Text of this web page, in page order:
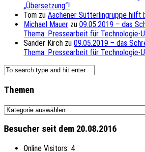
„Übersetzung“!
Tom zu Aachener Sütterlingruppe hilft
Michael Mauer zu 09.05.2019 – das
Thema: Pressearbeit für Technologie-
Sander Kirch zu 09.05.2019 – das
Thema: Pressearbeit für Technologie-
Themen
Themen
Besucher seit dem 20.08.2016
Online Visitors: 4